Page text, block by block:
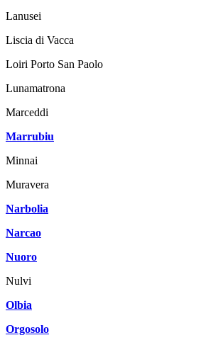
Lanusei
Liscia di Vacca
Loiri Porto San Paolo
Lunamatrona
Marceddi
Marrubiu
Minnai
Muravera
Narbolia
Narcao
Nuoro
Nulvi
Olbia
Orgosolo